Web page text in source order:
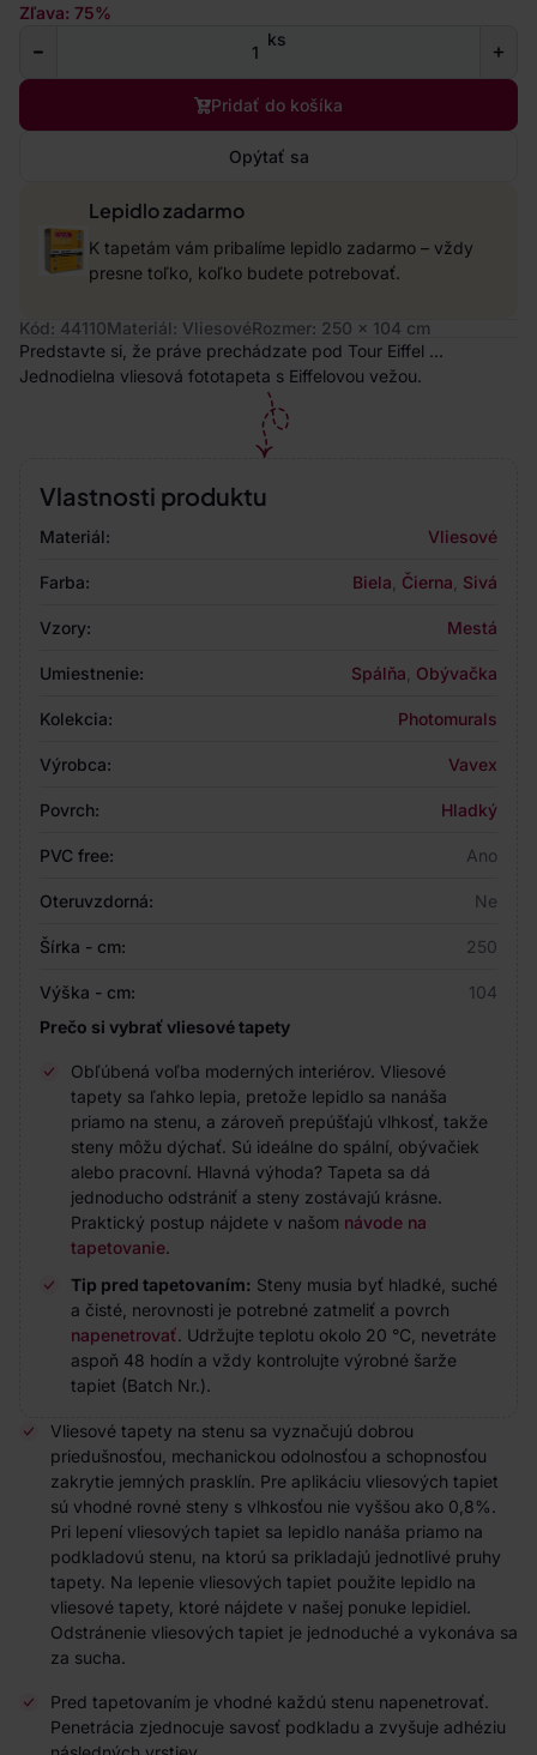
Zľava: 75%
ks
Pridať do košíka
Opýtať sa
Lepidlo zadarmo
K tapetám vám pribalíme lepidlo zadarmo – vždy
presne toľko, koľko budete potrebovať.
Kód: 44110Materiál: VliesovéRozmer: 250 x 104 cm
Predstavte si, že práve prechádzate pod Tour Eiffel ...
Jednodielna vliesová fototapeta s Eiffelovou vežou.
Vlastnosti produktu
Materiál: Vliesové
Farba: Biela Čierna Sivá
Vzory: Mestá
Umiestnenie: Spálňa Obývačka
Kolekcia: Photomurals
Výrobca: Vavex
Povrch: Hladký
PVC free: Ano
Oteruvzdorná: Ne
Šírka - cm: 250
Výška - cm:
104
Prečo si vybrať vliesové tapety
Obľúbená voľba moderných interiérov. Vliesové
tapety sa ľahko lepia, pretože lepidlo sa nanáša
priamo na stenu, a zároveň prepúšťajú vlhkosť, takže
steny môžu dýchať. Sú ideálne do spální, obývačiek
alebo pracovní. Hlavná výhoda? Tapeta sa dá
jednoducho odstrániť a steny zostávajú krásne.
Praktický postup nájdete v našom návode na
tapetovanie.
Tip pred tapetovaním: Steny musia byť hladké, suché
a čisté, nerovnosti je potrebné zatmeliť a povrch
napenetrovať. Udržujte teplotu okolo 20 °C, nevetráte
aspoň 48 hodín a vždy kontrolujte výrobné šarže
tapiet (Batch Nr.).
Vliesové tapety na stenu sa vyznačujú dobrou
priedušnosťou, mechanickou odolnosťou a schopnosťou
zakrytie jemných prasklín. Pre aplikáciu vliesových tapiet
sú vhodné rovné steny s vlhkosťou nie vyššou ako 0,8%.
Pri lepení vliesových tapiet sa lepidlo nanáša priamo na
podkladovú stenu, na ktorú sa prikladajú jednotlivé pruhy
tapety. Na lepenie vliesových tapiet použite lepidlo na
vliesové tapety, ktoré nájdete v našej ponuke lepidiel.
Odstránenie vliesových tapiet je jednoduché a vykonáva sa
za sucha.
Pred tapetovaním je vhodné každú stenu napenetrovať.
Penetrácia zjednocuje savosť podkladu a zvyšuje adhéziu